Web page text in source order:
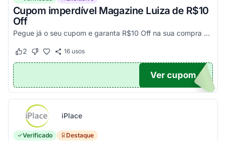
Cupom imperdível Magazine Luiza de R$10
Off
Pegue já o seu cupom e garanta R$10 Off na sua compra acima de R$500,00
Este cupom funcionou
2 Este cupom não funcionou
16usos
UPOM
Ver cupom
iPlace
Verificado Destaque